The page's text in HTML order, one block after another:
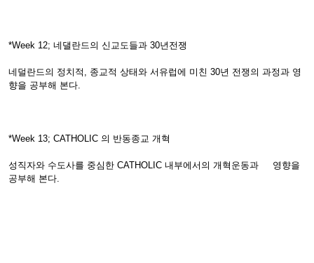
*Week 12; 네댈란드의 신교도들과 30년전쟁
네덜란드의 정치적, 종교적 상태와 서유럽에 미친 30년 전쟁의 과정과 영
향을 공부해 본다.
*Week 13; CATHOLIC 의 반동종교 개혁
성직자와 수도사를 중심한 CATHOLIC 내부에서의 개혁운동과 영향을
공부해 본다.